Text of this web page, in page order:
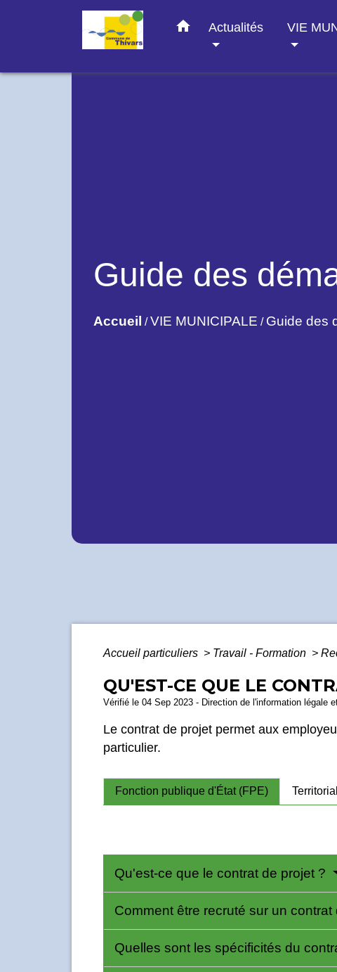
home Actualités VIE
Guide des
Accueil /VIE MUNICIPALE / Guide des
Accueil particuliers > Travail - Formation >
QU'EST-CE QUE LE
Vérifié le 04 Sep 2023 - Direction de l'information légale
Le contrat de projet permet aux
particulier.
Fonction publique d'État (FPE)
Qu'est-ce que le contrat de projet ?
Comment être recruté sur un contrat
Quelles sont les spécificités du